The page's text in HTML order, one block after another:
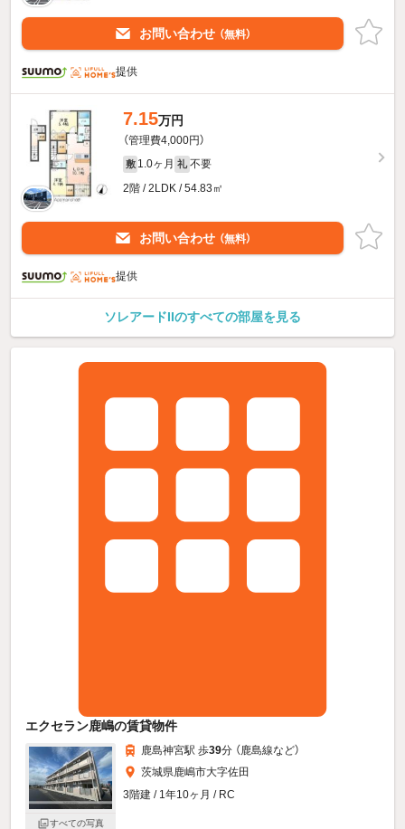
お問い合わせ （無料）
提供
7.15万円
（管理費4,000円）
敷 1.0ヶ月 礼 不要
2階 / 2LDK / 54.83㎡
お問い合わせ （無料）
提供
ソレアードIIのすべての部屋を見る
エクセラン鹿嶋の賃貸物件
すべての写真
鹿島神宮駅 歩39分 （鹿島線など）
茨城県鹿嶋市大字佐田
3階建 / 1年10ヶ月 / RC